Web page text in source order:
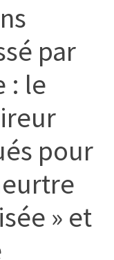
par
: le
pour
» et